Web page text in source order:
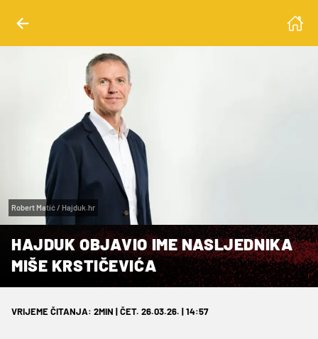
Robert Matić / Hajduk.hr
HAJDUK OBJAVIO IME NASLJEDNIKA
MIŠE KRSTIČEVIĆA
VRIJEME ČITANJA: 2MIN | ČET. 26.03.26. | 14:57